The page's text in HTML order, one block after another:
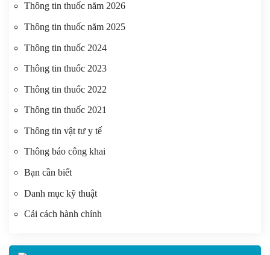
Thông tin thuốc năm 2026
Thông tin thuốc năm 2025
Thông tin thuốc 2024
Thông tin thuốc 2023
Thông tin thuốc 2022
Thông tin thuốc 2021
Thông tin vật tư y tế
Thông báo công khai
Bạn cần biết
Danh mục kỹ thuật
Cải cách hành chính